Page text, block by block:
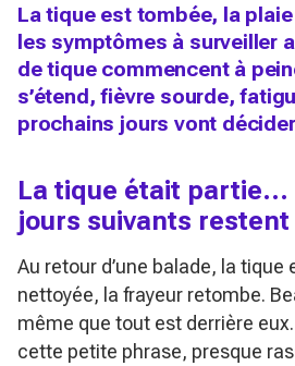
La tique est tombée, la
les symptômes à surveiller
de tique commencent à
s’étend, fièvre sourde,
prochains jours vont
La tique était partie…
jours suivants
Au retour d’une balade, la tique
nettoyée, la frayeur retombe.
même que tout est derrière
cette petite phrase, presque